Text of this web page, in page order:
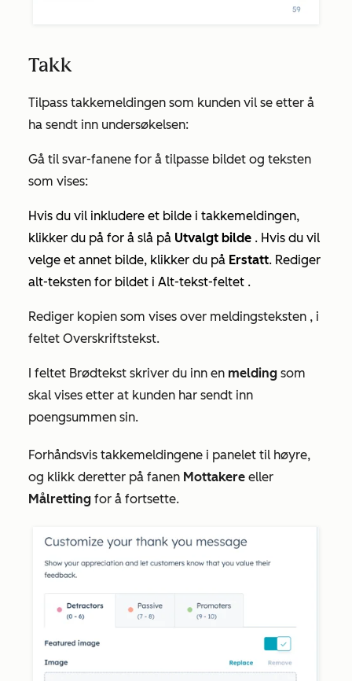
Takk
Tilpass takkemeldingen som kunden vil se etter å
ha sendt inn undersøkelsen:
Gå til svar-fanene for å tilpasse bildet og teksten
som vises:
Hvis du vil inkludere et bilde i takkemeldingen,
klikker du på for å slå på Utvalgt bilde . Hvis du vil
velge et annet bilde, klikker du på Erstatt. Rediger
alt-teksten for bildet i Alt-tekst-feltet .
Rediger kopien som vises over meldingsteksten , i
feltet Overskriftstekst.
I feltet Brødtekst skriver du inn en melding som
skal vises etter at kunden har sendt inn
poengsummen sin.
Forhåndsvis takkemeldingene i panelet til høyre,
og klikk deretter på fanen Mottakere eller
Målretting for å fortsette.